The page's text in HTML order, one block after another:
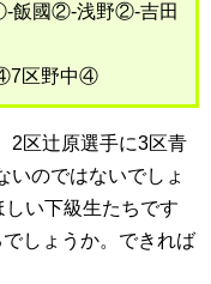
飯國②-浅野②-吉田
区野中④
2区辻原選手に3区青
いのではないでしょ
い下級生たちです
しょうか。できれば